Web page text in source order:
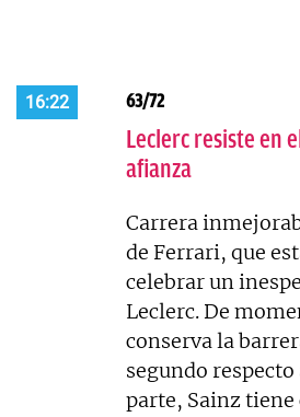
16:22 63/72
Leclerc resiste en
afianza
Carrera
de Ferrari, que
celebrar un
Leclerc. De
conserva la
segundo
parte, Sainz tiene